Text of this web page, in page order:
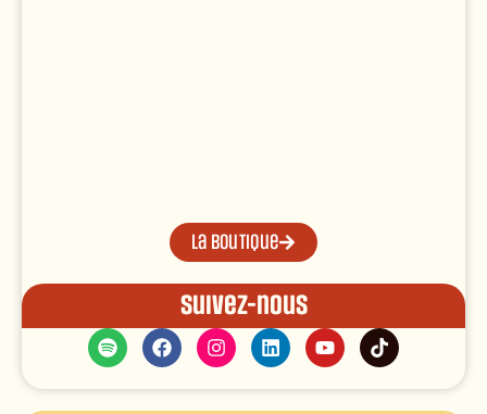
La boutique
Suivez-nous